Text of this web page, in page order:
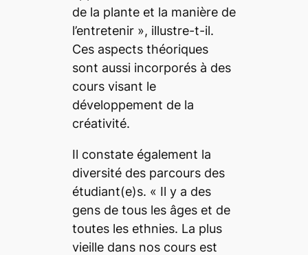
de la plante et la manière de
l’entretenir », illustre-t-il.
Ces aspects théoriques
sont aussi incorporés à des
cours visant le
développement de la
créativité.
Il constate également la
diversité des parcours des
étudiant(e)s. « Il y a des
gens de tous les âges et de
toutes les ethnies. La plus
vieille dans nos cours est